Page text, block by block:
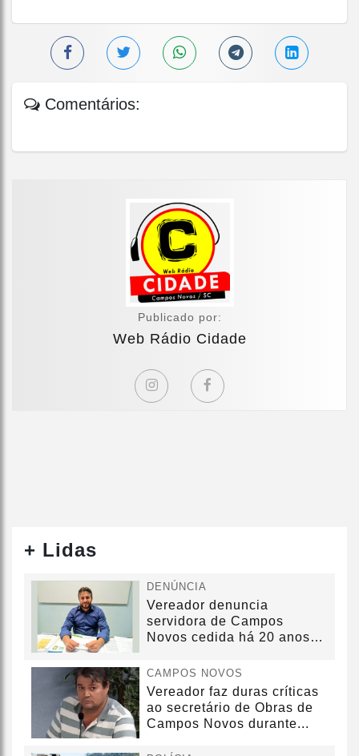
Comentários:
Publicado por:
Web Rádio Cidade
+ Lidas
DENÚNCIA
Vereador denuncia
servidora de Campos
Novos cedida há 20 anos
CAMPOS NOVOS
Vereador faz duras críticas
ao secretário de Obras de
Campos Novos durante...